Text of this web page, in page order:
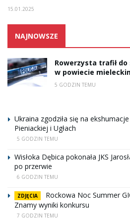
15.01.2025
NAJNOWSZE
Rowerzysta trafił
w powiecie
5 GODZIN TEMU
Ukraina zgodziła się na
Pieniackiej i Ugłach
5 GODZIN TEMU
Wisłoka Dębica pokonała JKS
po przerwie
6 GODZIN TEMU
ZDJĘCIA
Rockowa Noc Summer
Znamy wyniki konkursu
7 GODZIN TEMU